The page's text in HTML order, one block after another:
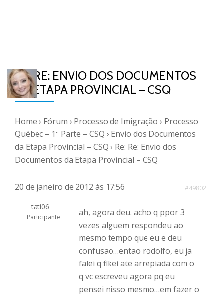
RE: RE: ENVIO DOS DOCUMENTOS
DA ETAPA PROVINCIAL – CSQ
Home › Fórum › Processo de Imigração › Processo
Québec – 1ª Parte – CSQ › Envio dos Documentos
da Etapa Provincial – CSQ › Re: Re: Envio dos
Documentos da Etapa Provincial – CSQ
20 de janeiro de 2012 às 17:56 #49802
tati06
Participante
ah, agora deu. acho q ppor 3
vezes alguem respondeu ao
mesmo tempo que eu e deu
confusao…entao rodolfo, eu ja
falei q fikei ate arrepiada com o
q vc escreveu agora pq eu
pensei nisso mesmo…em fazer o